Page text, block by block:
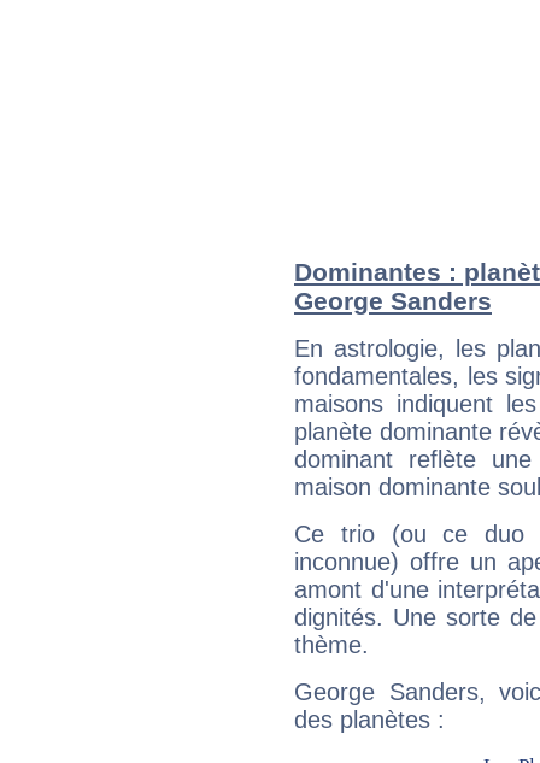
Dominantes :
George Sanders
En astrologie, les
fondamentales, les
maisons indiquent
planète dominante
dominant reflète
maison dominante
Ce trio (ou ce duo
inconnue) offre un
amont d'une
dignités. Une sorte
thème.
George Sanders,
des planètes :